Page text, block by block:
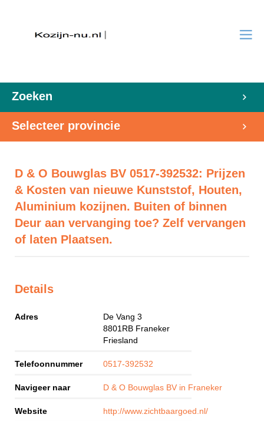
Zoeken
Selecteer provincie
D & O Bouwglas BV 0517-392532: Prijzen
& Kosten van nieuwe Kunststof, Houten,
Aluminium kozijnen. Buiten of binnen
Deur aan vervanging toe? Zelf vervangen
of laten Plaatsen.
Details
Adres
De Vang 3
8801RB Franeker
Friesland
Telefoonnummer 0517-392532
Navigeer naar D & O Bouwglas BV in Franeker
Website http://www.zichtbaargoed.nl/